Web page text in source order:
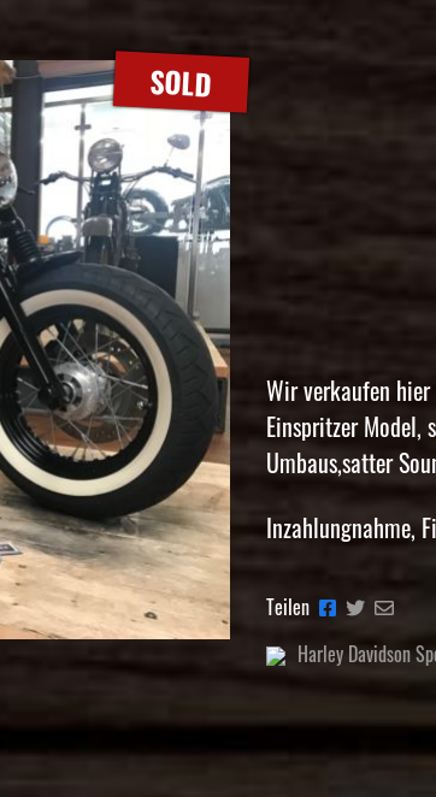
SOLD
Wir verkaufen hier
Einspritzer Model,
Umbaus,satter
Inzahlungnahme,
Teilen
Harley Davidson